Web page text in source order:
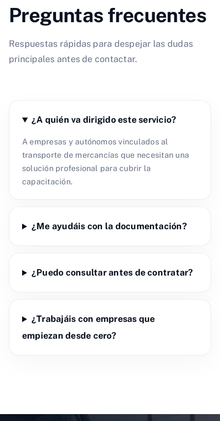
Preguntas frecuentes
Respuestas rápidas para despejar las dudas
principales antes de contactar.
¿A quién va dirigido este servicio?
A empresas y autónomos vinculados al
transporte de mercancías que necesitan una
solución profesional para cubrir la
capacitación.
¿Me ayudáis con la documentación?
¿Puedo consultar antes de contratar?
¿Trabajáis con empresas que
empiezan desde cero?